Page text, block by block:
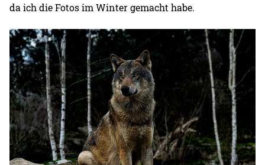
da ich die Fotos im Winter gemacht habe.